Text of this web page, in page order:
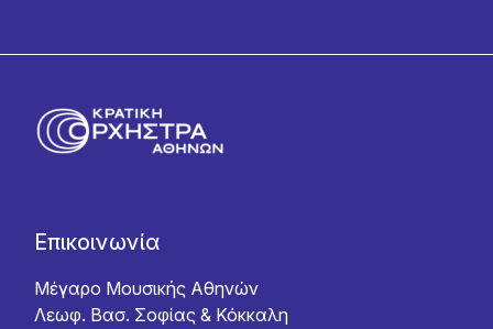
Επικοινωνία
Μέγαρο Μουσικής Αθηνών
Λεωφ. Βασ. Σοφίας & Κόκκαλη